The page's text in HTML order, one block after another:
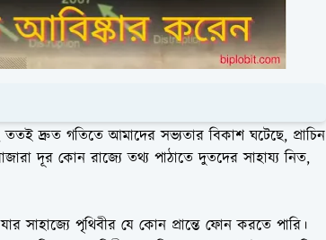
ততই দ্রুত গতিতে আমাদের সভ্যতার বিকাশ ঘটেছে, প্রাচিন
দূর কোন রাজ্যে তথ্য পাঠাতে দুতদের সাহায্য নিত,
সাহাজ্যে পৃথিবীর যে কোন প্রান্তে ফোন করতে পারি।